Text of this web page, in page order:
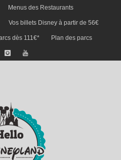
Menus des Restaurants
Vos billets Disney à partir de 56€
dès 111€* Plan des parcs